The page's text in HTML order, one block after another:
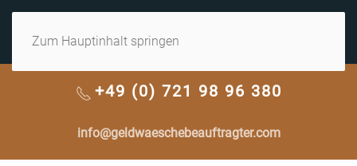
Zum Hauptinhalt springen
+49 (0) 721 98 96 380
info@geldwaeschebeauftragter.com